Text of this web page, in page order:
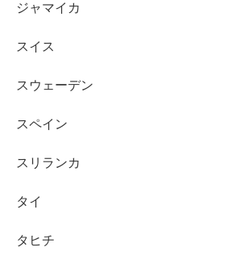
ジャマイカ
スイス
スウェーデン
スペイン
スリランカ
タイ
タヒチ